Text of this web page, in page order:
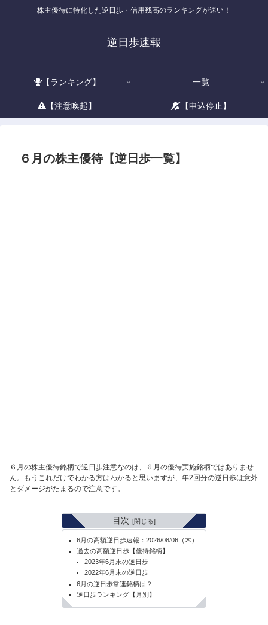
株主優待に特化した逆日歩・信用残高のランキングが速い！
逆日歩速報
【ランキング】 一覧
【注意喚起】 【申込停止】
６月の株主優待【逆日歩一覧】
６月の株主優待銘柄で逆日歩注意なのは、６月の優待実施銘柄ではありませ
ん。もうこれだけでわかる方はわかると思いますが、年2回分の逆日歩は意外
とダメージがたまるので注意です。
目次
6月の高額逆日歩速報：2026/08/06（木）
過去の高額逆日歩【優待銘柄】
2023年6月末の逆日歩
2022年6月末の逆日歩
6月の逆日歩常連銘柄は？
逆日歩ランキング【月別】